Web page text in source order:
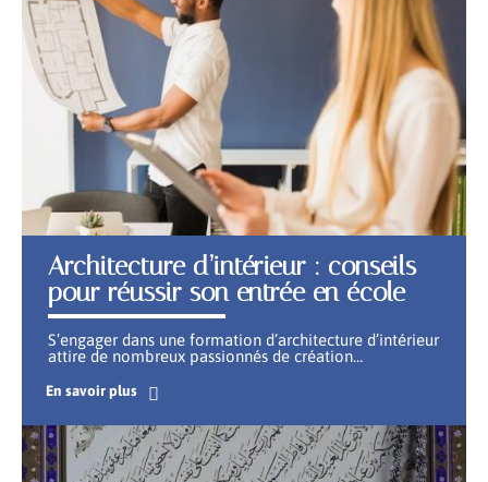
Architecture d’intérieur : conseils
pour réussir son entrée en école
S’engager dans une formation d’architecture d’intérieur
attire de nombreux passionnés de création…
En savoir plus